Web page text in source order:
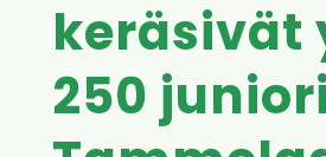
keräsivät
250